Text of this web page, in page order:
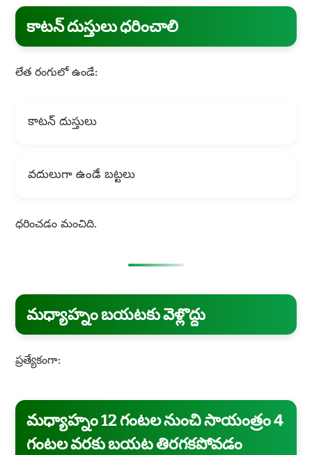
కాటన్ దుస్తులు ధరించాలి
లేత రంగులో ఉండే:
కాటన్ దుస్తులు
వదులుగా ఉండే బట్టలు
ధరించడం మంచిది.
మధ్యాహ్నం బయటకు వెళ్లొద్దు
ప్రత్యేకంగా:
మధ్యాహ్నం 12 గంటల నుంచి సాయంత్రం 4
గంటల వరకు బయట తిరగకపోవడం